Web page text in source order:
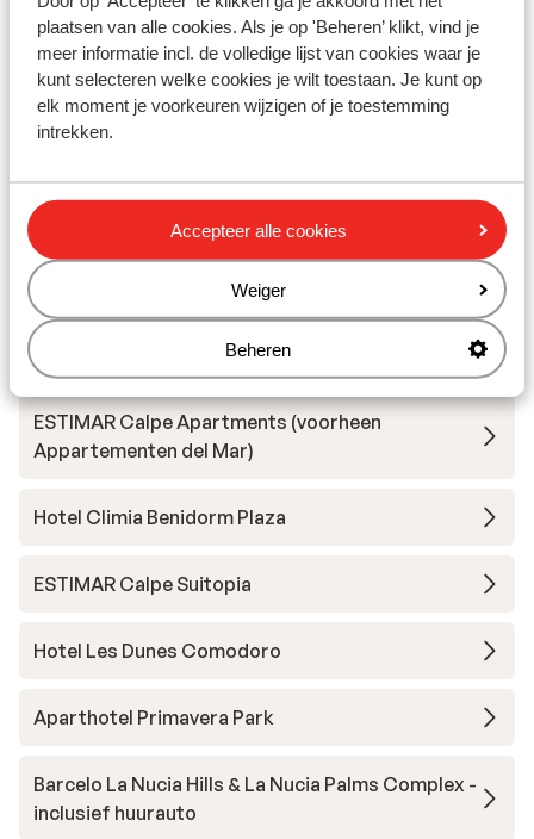
plaatsen van alle cookies. Als je op 'Beheren’ klikt, vind je
meer informatie incl. de volledige lijst van cookies waar je
kunt selecteren welke cookies je wilt toestaan. Je kunt op
elk moment je voorkeuren wijzigen of je toestemming
intrekken.
Accepteer alle cookies
Weiger
Beheren
Andere accommodaties in Costa
Hotel Don Pancho
Hotel H10 Porto Poniente
SOLYMAR Gran Hotel - adults only
ESTIMAR Calpe Apartments (voorheen
Appartementen del Mar)
Hotel Climia Benidorm Plaza
ESTIMAR Calpe Suitopia
Hotel Les Dunes Comodoro
Aparthotel Primavera Park
Barcelo La Nucia Hills & La Nucia Palms Complex -
inclusief huurauto